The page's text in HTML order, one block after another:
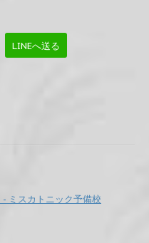
LINEへ送る
ミスカトニック予備校